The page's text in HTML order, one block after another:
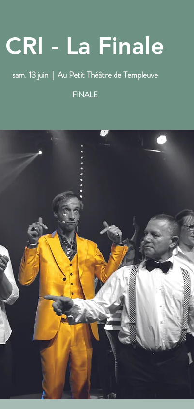
NOS RENDEZ-VOUS L'ACTU DU PTT
CRI - La Finale
sam. 13 juin
  |
Au Petit Théâtre de Templeuve
FINALE